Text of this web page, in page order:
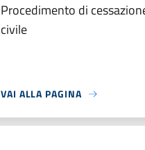
Procedimento di
civile
VAI ALLA PAGINA